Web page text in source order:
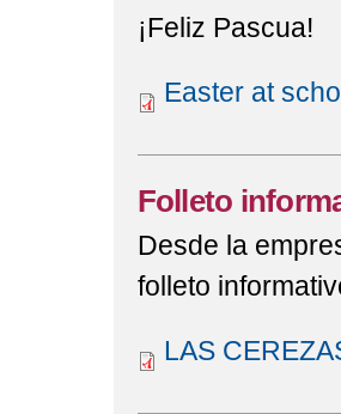
¡Feliz Pascua!
Easter at
Folleto
Desde la
folleto
LAS